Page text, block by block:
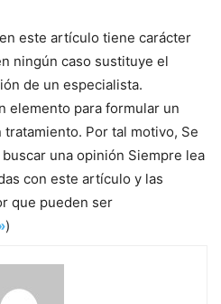
este artículo tiene carácter
ningún caso sustituye el
de un especialista.
elemento para formular un
Por tal motivo, Se
una opinión Siempre lea
con este artículo y las
que pueden ser
)